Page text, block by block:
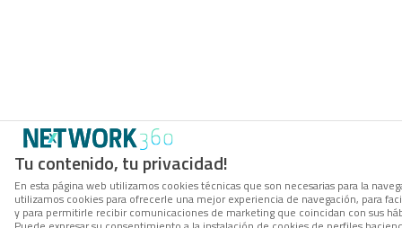
Tu contenido, tu privacidad!
En esta página web utilizamos cookies técnicas que son necesarias para la
utilizamos cookies para ofrecerle una mejor experiencia de navegación, para
y para permitirle recibir comunicaciones de marketing que coincidan con sus